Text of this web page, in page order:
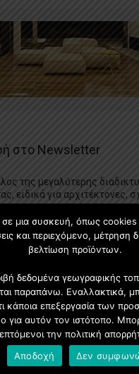
στο Newsletter
της μεγαλύτερης
ειδικά για αρχιτέκτονες,
της κατασκευής και του
Επικοινωνία
μια συσκευή, όπως
και περιεχόμενο,
βελτίωση προϊόντων.
δεδομένα γεωγραφικής
παραπάνω. Εναλλακτικά,
κάποια επεξεργασία των
αυτόν τον ιστότοπο.
την πολιτική
Αποδοχή
Δεν